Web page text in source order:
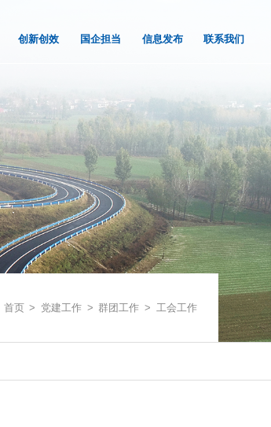
创新创效 国企担当 信息发布 联系我们
首页 > 党建工作 > 群团工作 > 工会工作